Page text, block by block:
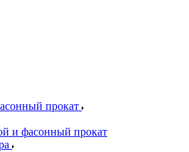
прокат
и фасонный прокат